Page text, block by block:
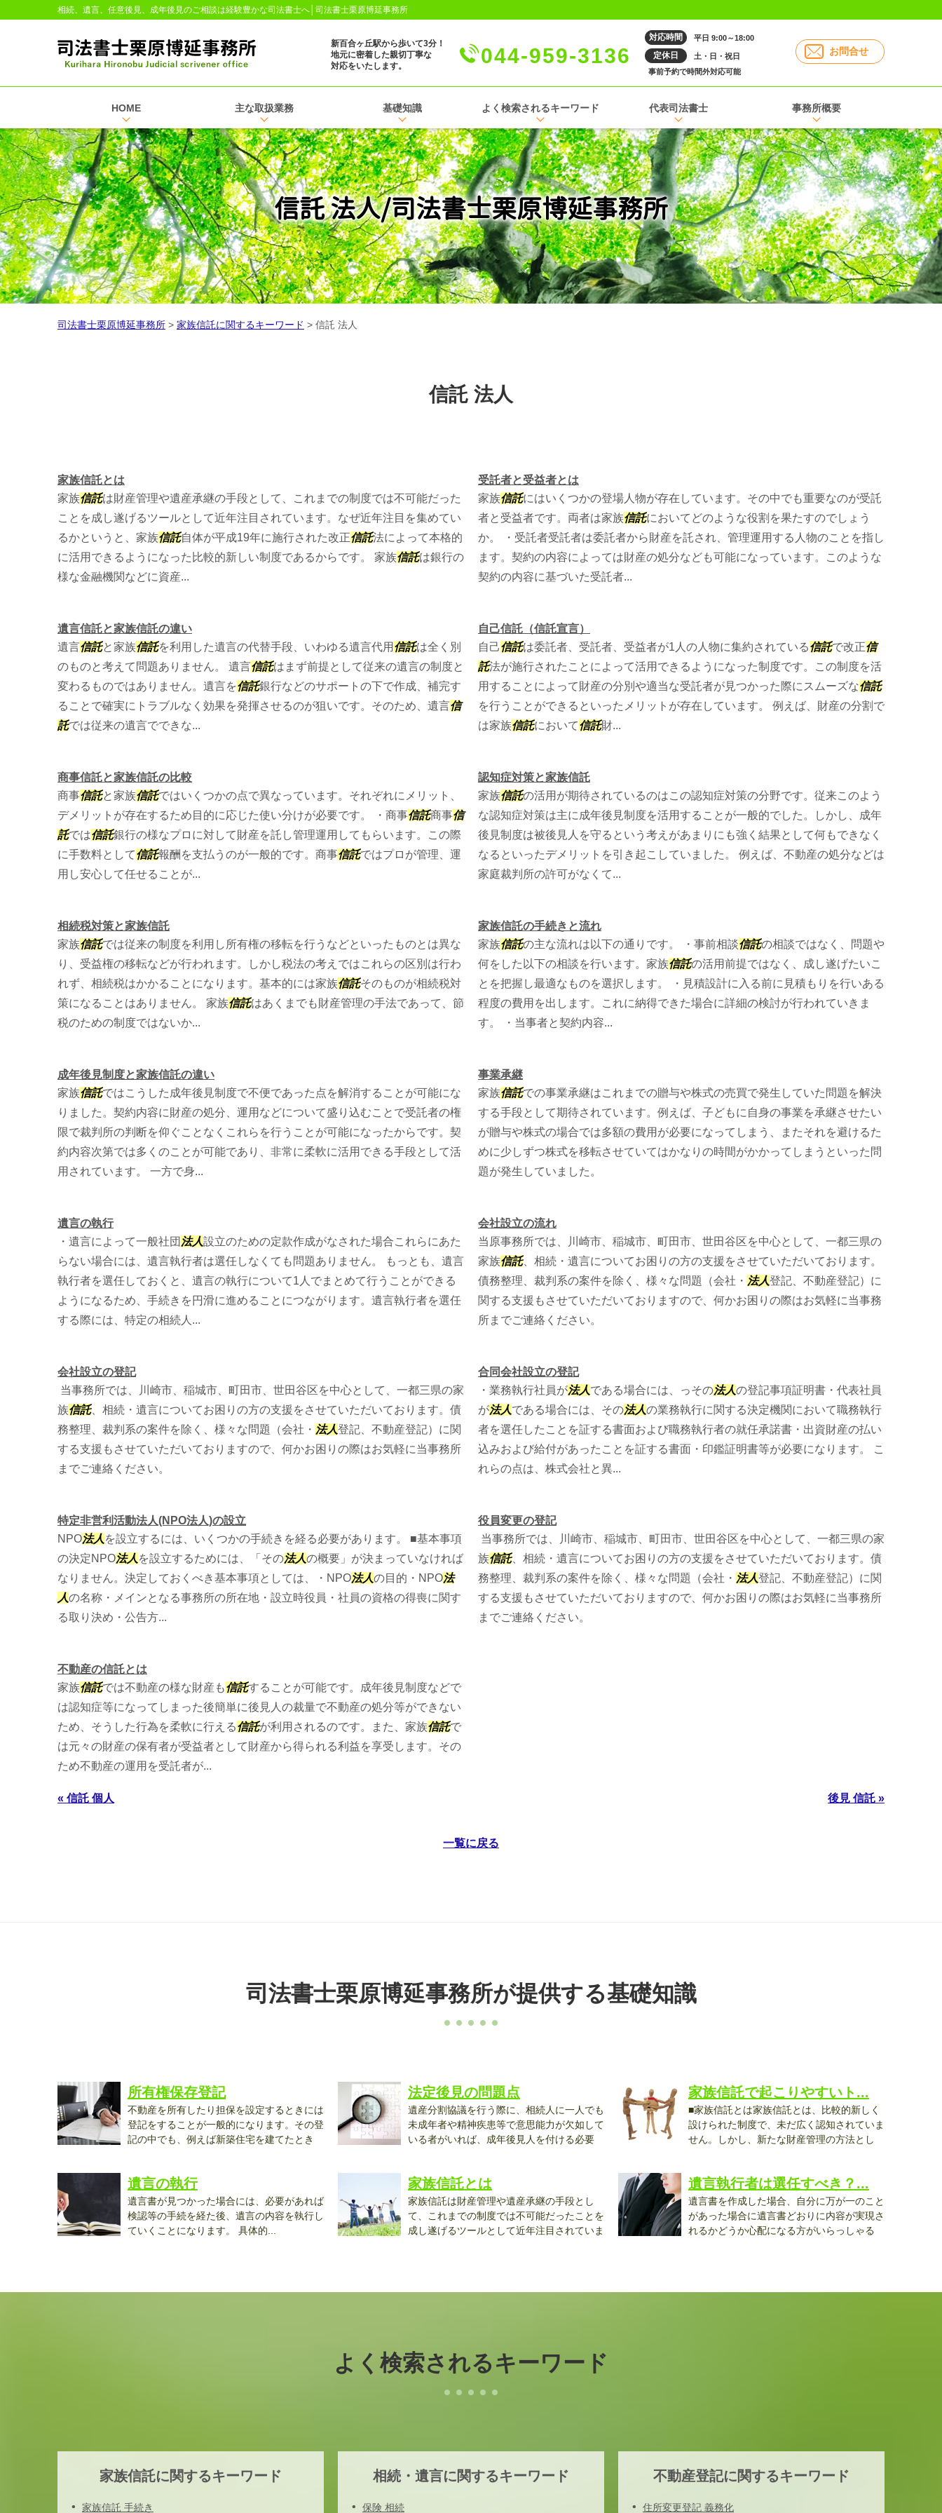
相続、遺言、任意後見、成年後見のご相談は経験豊かな司法書士へ│司法書士栗原博延事務所
新百合ヶ丘駅から歩いて3分！
地元に密着した親切丁寧な
対応をいたします。
044-959-3136
対応時間 平日 9:00～18:00
定休日
土・日・祝日
事前予約で時間外対応可能
お問合せ
HOME 主な取扱業務 基礎知識 よく検索されるキーワード 代表司法書士 事務所概要
信託 法人/司法書士栗原博延事務所
司法書士栗原博延事務所 > 家族信託に関するキーワード > 信託 法人
信託 法人
家族信託とは
家族信託は財産管理や遺産承継の手段として、これまでの制度では不可能だった
ことを成し遂げるツールとして近年注目されています。なぜ近年注目を集めてい
るかというと、家族信託自体が平成19年に施行された改正信託法によって本格的
に活用できるようになった比較的新しい制度であるからです。 家族信託は銀行の
様な金融機関などに資産...
受託者と受益者とは
家族信託にはいくつかの登場人物が存在しています。その中でも重要なのが受託
者と受益者です。両者は家族信託においてどのような役割を果たすのでしょう
か。 ・受託者受託者は委託者から財産を託され、管理運用する人物のことを指し
ます。契約の内容によっては財産の処分なども可能になっています。このような
契約の内容に基づいた受託者...
遺言信託と家族信託の違い
遺言信託と家族信託を利用した遺言の代替手段、いわゆる遺言代用 信託は全く別
のものと考えて問題ありません。 遺言信託はまず前提として従来の遺言の制度と
変わるものではありません。遺言を信託銀行などのサポートの下で作成、補完す
ることで確実にトラブルなく効果を発揮させるのが狙いです。そのため、遺言信
託では従来の遺言でできな...
自己信託（信託宣言）
自己信託は委託者、受託者、受益者が1人の人物に集約されている信託で改正信
託法が施行されたことによって活用できるようになった制度です。この制度を活
用することによって財産の分別や適当な受託者が見つかった際にスムーズな信託
を行うことができるといったメリットが存在しています。 例えば、財産の分割で
は家族信託において信託財...
商事信託と家族信託の比較
商事信託と家族信託ではいくつかの点で異なっています。それぞれにメリット、
デメリットが存在するため目的に応じた使い分けが必要です。 ・商事信託商事信
託では信託銀行の様なプロに対して財産を託し管理運用してもらいます。この際
に手数料として信託報酬を支払うのが一般的です。商事信託ではプロが管理、運
用し安心して任せることが...
認知症対策と家族信託
家族信託の活用が期待されているのはこの認知症対策の分野です。従来このよう
な認知症対策は主に成年後見制度を活用することが一般的でした。しかし、成年
後見制度は被後見人を守るという考えがあまりにも強く結果として何もできなく
なるといったデメリットを引き起こしていました。 例えば、不動産の処分などは
家庭裁判所の許可がなくて...
相続税対策と家族信託
家族信託では従来の制度を利用し所有権の移転を行うなどといったものとは異な
り、受益権の移転などが行われます。しかし税法の考えではこれらの区別は行わ
れず、相続税はかかることになります。基本的には家族信託そのものが相続税対
策になることはありません。 家族信託はあくまでも財産管理の手法であって、節
税のための制度ではないか...
家族信託の手続きと流れ
家族信託の主な流れは以下の通りです。 ・事前相談信託の相談ではなく、問題や
何をした以下の相談を行います。家族信託の活用前提ではなく、成し遂げたいこ
とを把握し最適なものを選択します。 ・見積設計に入る前に見積もりを行いある
程度の費用を出します。これに納得できた場合に詳細の検討が行われていきま
す。 ・当事者と契約内容...
成年後見制度と家族信託の違い
家族信託ではこうした成年後見制度で不便であった点を解消することが可能にな
りました。契約内容に財産の処分、運用などについて盛り込むことで受託者の権
限で裁判所の判断を仰ぐことなくこれらを行うことが可能になったからです。契
約内容次第では多くのことが可能であり、非常に柔軟に活用できる手段として活
用されています。 一方で身...
事業承継
家族信託での事業承継はこれまでの贈与や株式の売買で発生していた問題を解決
する手段として期待されています。例えば、子どもに自身の事業を承継させたい
が贈与や株式の場合では多額の費用が必要になってしまう、またそれを避けるた
めに少しずつ株式を移転させていてはかなりの時間がかかってしまうといった問
題が発生していました。
遺言の執行
・遺言によって一般社団 法人設立のための定款作成がなされた場合これらにあた
らない場合には、遺言執行者は選任しなくても問題ありません。 もっとも、遺言
執行者を選任しておくと、遺言の執行について1人でまとめて行うことができる
ようになるため、手続きを円滑に進めることにつながります。遺言執行者を選任
する際には、特定の相続人...
会社設立の流れ
当原事務所では、川崎市、稲城市、町田市、世田谷区を中心として、一都三県の
家族信託、相続・遺言についてお困りの方の支援をさせていただいております。
債務整理、裁判系の案件を除く、様々な問題（会社・ 法人登記、不動産登記）に
関する支援もさせていただいておりますので、何かお困りの際はお気軽に当事務
所までご連絡ください。
会社設立の登記
当事務所では、川崎市、稲城市、町田市、世田谷区を中心として、一都三県の家
族信託、相続・遺言についてお困りの方の支援をさせていただいております。債
務整理、裁判系の案件を除く、様々な問題（会社・ 法人登記、不動産登記）に関
する支援もさせていただいておりますので、何かお困りの際はお気軽に当事務所
までご連絡ください。
合同会社設立の登記
・業務執行社員が法人である場合には、っその法人の登記事項証明書・代表社員
が法人である場合には、その法人の業務執行に関する決定機関において職務執行
者を選任したことを証する書面および職務執行者の就任承諾書・出資財産の払い
込みおよび給付があったことを証する書面・印鑑証明書等が必要になります。 こ
れらの点は、株式会社と異...
特定非営利活動法人(NPO法人)の設立
NPO法人 を設立するには、いくつかの手続きを経る必要があります。 ■基本事項
の決定NPO法人 を設立するためには、「その法人の概要」が決まっていなければ
なりません。決定しておくべき基本事項としては、・NPO法人の目的・NPO法
人の名称・メインとなる事務所の所在地・設立時役員・社員の資格の得喪に関す
る取り決め・公告方...
役員変更の登記
当事務所では、川崎市、稲城市、町田市、世田谷区を中心として、一都三県の家
族信託、相続・遺言についてお困りの方の支援をさせていただいております。債
務整理、裁判系の案件を除く、様々な問題（会社・ 法人登記、不動産登記）に関
する支援もさせていただいておりますので、何かお困りの際はお気軽に当事務所
までご連絡ください。
不動産の信託とは
家族信託では不動産の様な財産も信託することが可能です。成年後見制度などで
は認知症等になってしまった後簡単に後見人の裁量で不動産の処分等ができない
ため、そうした行為を柔軟に行える信託が利用されるのです。また、家族信託で
は元々の財産の保有者が受益者として財産から得られる利益を享受します。その
ため不動産の運用を受託者が...
« 信託 個人 後見 信託 »
一覧に戻る
司法書士栗原博延事務所が提供する基礎知識
所有権保存登記
不動産を所有したり担保を設定するときには
登記をすることが一般的になります。その登
記の中でも、例えば新築住宅を建てたとき
法定後見の問題点
遺産分割協議を行う際に、相続人に一人でも
未成年者や精神疾患等で意思能力が欠如して
いる者がいれば、成年後見人を付ける必要
家族信託で起こりやすいト...
■家族信託とは家族信託とは、比較的新しく
設けられた制度で、未だ広く認知されていま
せん。しかし、新たな財産管理の方法とし
遺言の執行
遺言書が見つかった場合には、必要があれば
検認等の手続を経た後、遺言の内容を執行し
ていくことになります。 具体的...
家族信託とは
家族信託は財産管理や遺産承継の手段とし
て、これまでの制度では不可能だったことを
成し遂げるツールとして近年注目されていま
遺言執行者は選任すべき？...
遺言書を作成した場合、自分に万が一のこと
があった場合に遺言書どおりに内容が実現さ
れるかどうか心配になる方がいらっしゃる
よく検索されるキーワード
家族信託に関するキーワード
家族信託 手続き
相続・遺言に関するキーワード
保険 相続
不動産登記に関するキーワード
住所変更登記 義務化